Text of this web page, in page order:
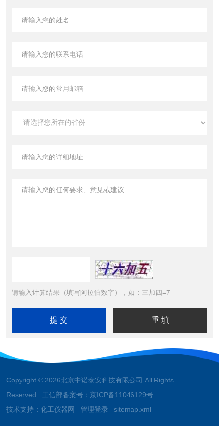
请输入计算结果（填写阿拉伯数字），如：三加四=7
Copyright © 2026北京中诺泰安科技有限公司 All Rights
Reserved 工信部备案号： 京ICP备11046129号
技术支持：化工仪器网 管理登录 sitemap.xml